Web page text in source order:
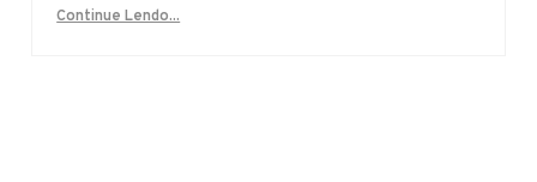
Continue Lendo...